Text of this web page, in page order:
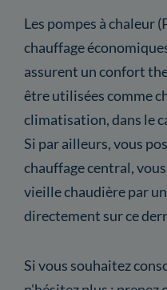
Les pompes à chaleur
chauffage
assurent un confort
être utilisées comme
climatisation, dans le
Si par ailleurs, vous
chauffage central,
vieille chaudière par
directement sur ce
Si vous souhaitez